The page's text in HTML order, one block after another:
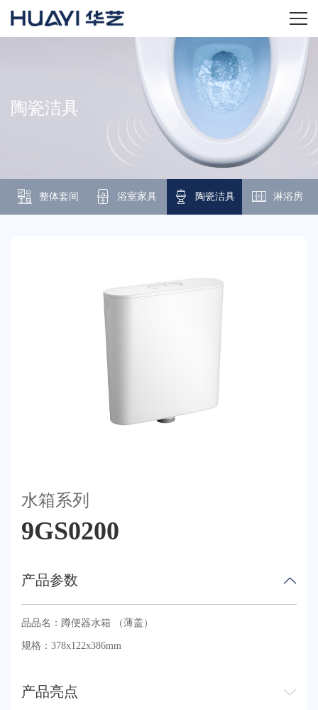
关于华艺
新闻资讯
招商加盟
陶瓷洁具
整体套间 浴室家具 陶瓷洁具 淋浴房
水箱系列
9GS0200
产品参数
品品名：蹲便器水箱 （薄盖）
规格：378x122x386mm
产品亮点